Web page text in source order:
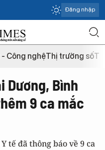
Đăng nhập
- Công nghệThị trường số
Dương, Bình
9 ca mắc
tế đã thông báo về 9 ca